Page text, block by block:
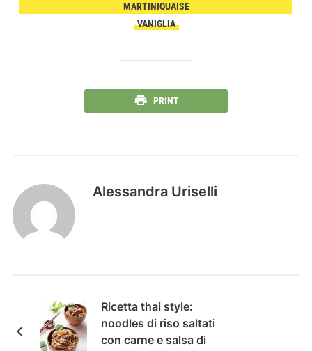
MARTINIQUAISE
VANIGLIA
PRINT
Alessandra Uriselli
Ricetta thai style:
noodles di riso saltati
con carne e salsa di